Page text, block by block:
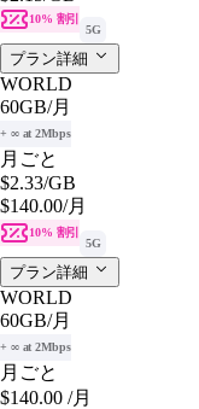
10% 割引
5G
プラン詳細
WORLD
60GB/月
+ ∞ at 2Mbps
月ごと
$2.33/GB
$140.00/月
10% 割引
5G
プラン詳細
WORLD
60GB/月
+ ∞ at 2Mbps
月ごと
$140.00 /月